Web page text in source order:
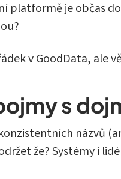
platformě je občas
v GoodData, ale
s
názvů
že? Systémy i